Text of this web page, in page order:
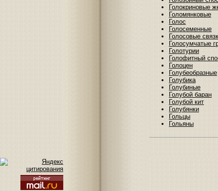
Голокриновые
Голомянковые
Голос
Голосеменные
Голосовые
Голосумчатые
Голотурии
Голофитный
Голоцен
Голубеобразные
Голубика
Голубиные
Голубой баран
Голубой кит
Голубянки
Гольцы
Гольяны